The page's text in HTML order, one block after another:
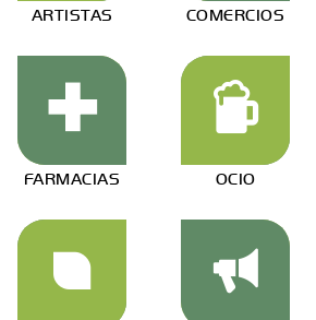
ARTISTAS COMERCIOS
FARMACIAS OCIO